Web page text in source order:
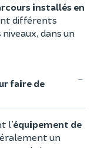
installés en
différents
dans un
faire de
l’équipement de
un